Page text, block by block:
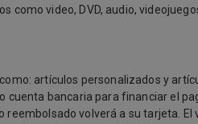
video, DVD, audio,
artículos personalizados y
bancaria para financiar el
volverá a su tarjeta.